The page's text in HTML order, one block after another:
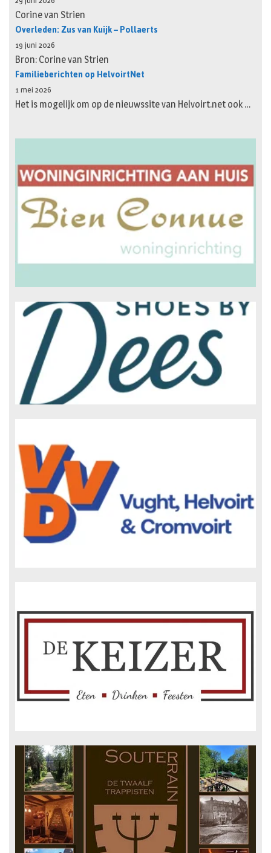
Corine van Strien
Overleden: Zus van Kuijk – Pollaerts
19 juni 2026
Bron: Corine van Strien
Familieberichten op HelvoirtNet
1 mei 2026
Het is mogelijk om op de nieuwssite van Helvoirt.net ook …